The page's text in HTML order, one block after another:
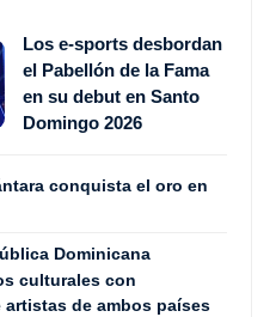
Los e-sports desbordan
el Pabellón de la Fama
en su debut en Santo
Domingo 2026
conquista el oro en
Dominicana
culturales con
de ambos países